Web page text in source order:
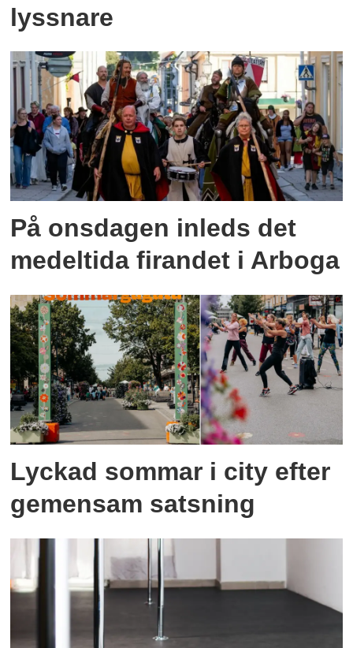
lyssnare
På onsdagen inleds det
medeltida firandet i Arboga
Lyckad sommar i city efter
gemensam satsning